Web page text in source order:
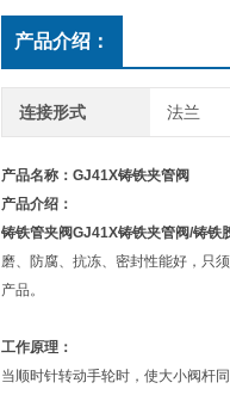
产品介绍：
连接形式 法兰
产品名称：GJ41X铸铁夹管阀
产品介绍：
铸铁管夹阀GJ41X铸铁夹管阀/铸铁
磨、防腐、抗冻、密封性能好，只
产品。
工作原理：
当顺时针转动手轮时，使大小阀杆